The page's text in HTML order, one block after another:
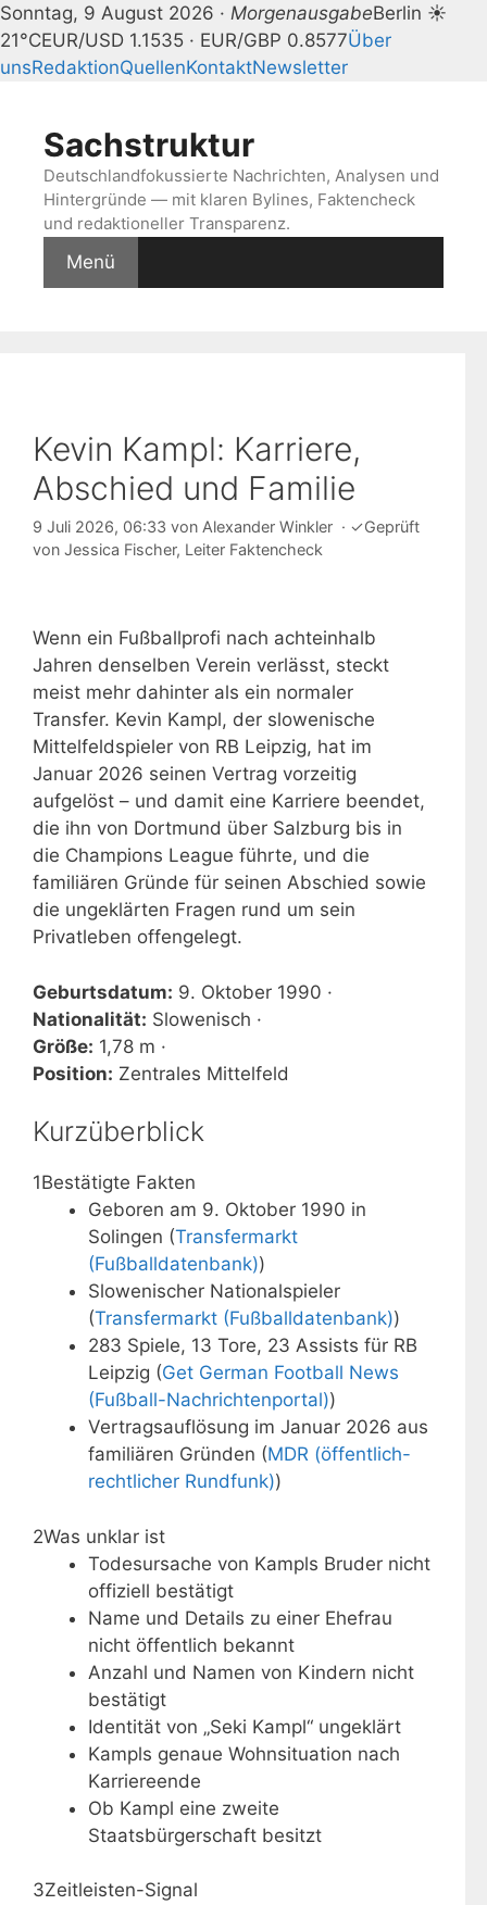
Sonntag, 9 August 2026 · MorgenausgabeBerlin ☀
21°CEUR/USD 1.1535 · EUR/GBP 0.8577Über
unsRedaktionQuellenKontaktNewsletter
springenSachstruktur
Deutschlandfokussierte Nachrichten, Analysen und
Hintergründe — mit klaren Bylines, Faktencheck
und redaktioneller Transparenz.
Menü
Kevin Kampl: Karriere,
Abschied und Familie
9 Juli 2026, 06:33 von Alexander Winkler · ✓Geprüft
von Jessica Fischer, Leiter Faktencheck
Wenn ein Fußballprofi nach achteinhalb
Jahren denselben Verein verlässt, steckt
meist mehr dahinter als ein normaler
Transfer. Kevin Kampl, der slowenische
Mittelfeldspieler von RB Leipzig, hat im
Januar 2026 seinen Vertrag vorzeitig
aufgelöst – und damit eine Karriere beendet,
die ihn von Dortmund über Salzburg bis in
die Champions League führte, und die
familiären Gründe für seinen Abschied sowie
die ungeklärten Fragen rund um sein
Privatleben offengelegt.
Geburtsdatum: 9. Oktober 1990 ·
Nationalität: Slowenisch ·
Größe: 1,78 m ·
Position: Zentrales Mittelfeld
Kurzüberblick
1Bestätigte Fakten
Geboren am 9. Oktober 1990 in
Solingen (Transfermarkt
(Fußballdatenbank))
Slowenischer Nationalspieler
(Transfermarkt (Fußballdatenbank))
283 Spiele, 13 Tore, 23 Assists für RB
Leipzig (Get German Football News
(Fußball-Nachrichtenportal))
Vertragsauflösung im Januar 2026 aus
familiären Gründen (MDR (öffentlich-
rechtlicher Rundfunk))
2Was unklar ist
Todesursache von Kampls Bruder nicht
offiziell bestätigt
Name und Details zu einer Ehefrau
nicht öffentlich bekannt
Anzahl und Namen von Kindern nicht
bestätigt
Identität von „Seki Kampl“ ungeklärt
Kampls genaue Wohnsituation nach
Karriereende
Ob Kampl eine zweite
Staatsbürgerschaft besitzt
3Zeitleisten-Signal